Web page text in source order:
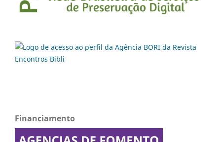
Financiamento